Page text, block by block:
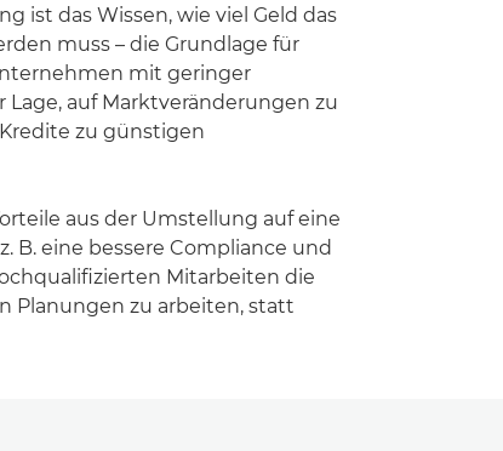
ist das Wissen, wie viel Geld das
muss – die Grundlage für
mit geringer
auf Marktveränderungen zu
zu günstigen
aus der Umstellung auf eine
B. eine bessere Compliance und
Mitarbeiten die
Planungen zu arbeiten, statt